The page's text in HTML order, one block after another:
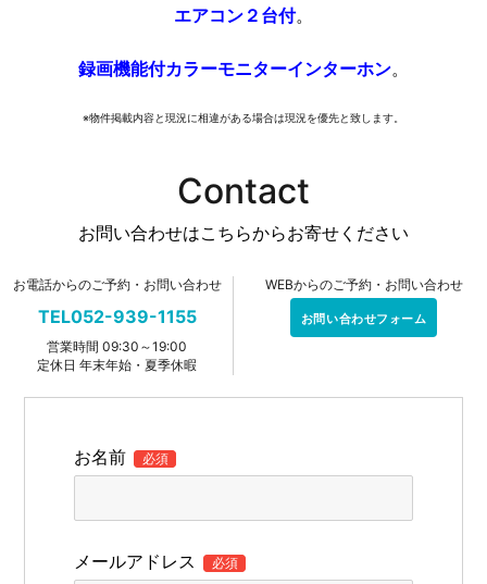
エアコン２台付。
録画機能付カラーモニターインターホン。
※物件掲載内容と現況に相違がある場合は現況を優先と致します。
Contact
お問い合わせはこちらからお寄せください
お電話からのご予約・お問い合わせ
TEL052-939-1155
営業時間 09:30～19:00
定休日 年末年始・夏季休暇
WEBからのご予約・お問い合わせ
お問い合わせフォーム
お名前 必須
メールアドレス 必須